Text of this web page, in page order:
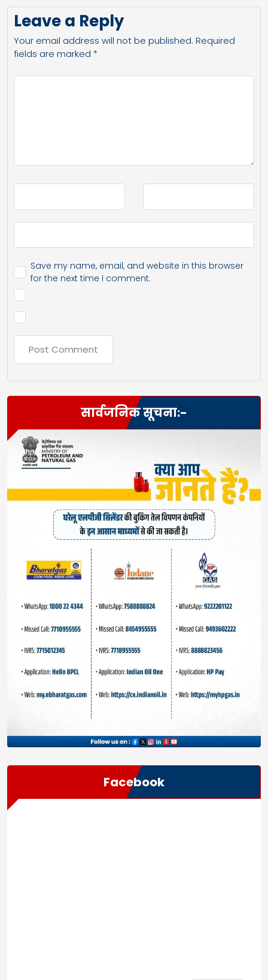
Leave a Reply
Your email address will not be published. Required
fields are marked *
Save my name, email, and website in this browser
for the next time I comment.
सार्वजनिक सूचना:-
Facebook